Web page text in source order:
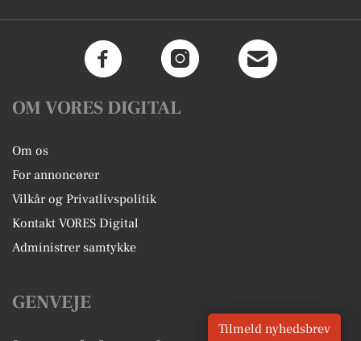
OM VORES DIGITAL
Om os
For annoncører
Vilkår og Privatlivspolitik
Kontakt VORES Digital
Administrer samtykke
GENVEJE
Tilmeld nyhedsbrev